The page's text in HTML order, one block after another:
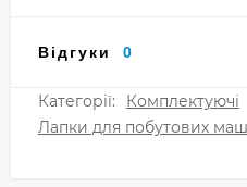
Відгуки 0
Категорії:
Комплектуючі
Лапки для побутових